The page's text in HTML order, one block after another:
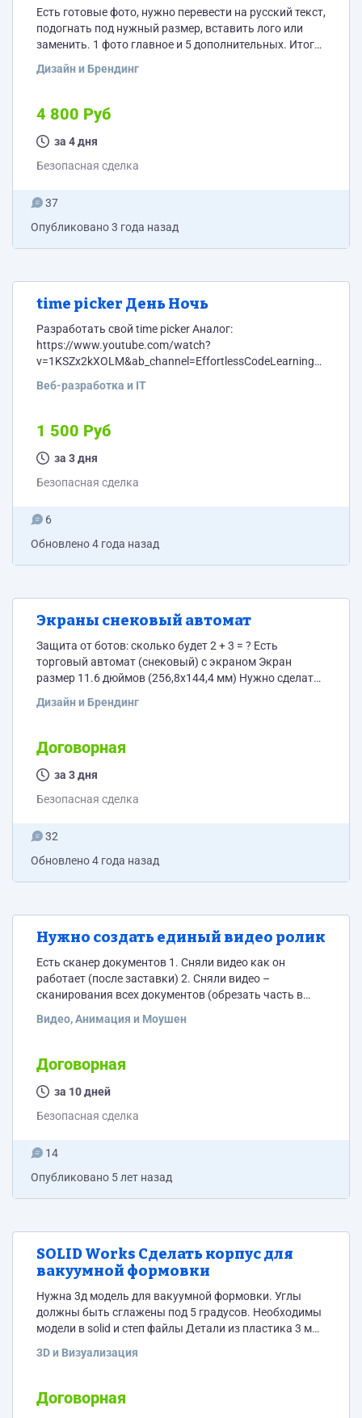
Есть готовые фото, нужно перевести на русский текст,
подогнать под нужный размер, вставить лого или
заменить. 1 фото главное и 5 дополнительных. Итого
придумывать дизайн не нужно, просто переделать
позицию = 4800 руб. Только безопасная сделка
Вопрос от спама. Сколько будет 2 + 2 = ?
Дизайн и Брендинг
4 800 Руб
за 4 дня
Безопасная сделка
37
Опубликовано3 года назад
time picker День Ночь
Разработать свой time picker Аналог:
https://www.youtube.com/watch?
v=1KSZx2kXOLM&ab_channel=EffortlessCodeLearning
Часовой формат: Указывается в свойстве
часовой формат с выбором AM и PM 24 часовой
формат - Анимация, при передвижении скролла
происходит плавное смещение анимации - Картинки
Картинки должны отличаться от аналога - Скролл
Веб-разработка и IT
1 500 Руб
за 3 дня
Безопасная сделка
6
Обновлено4 года назад
Экраны снековый автомат
Защита от ботов: сколько будет 2 + 3 = ? Есть
торговый автомат (снековый) с экраном Экран
размер 11.6 дюймов (256,8x144,4 мм) Нужно сделать
china.com/product/kecEvNAGCriw/China-New-Tcn-24-
Vending-Machine.html (Это единственное что нашел)
Состоит из 2х экранов: Вот некий каркас:
https://disk.yandex.ru/i/dy1Ku87lScik3A Нужен
примерные - сам) Можно просто в jpeg или в любом
Дизайн и Брендинг
Договорная
за 3 дня
Безопасная сделка
32
Обновлено4 года назад
Нужно создать единый видео ролик
Есть сканер документов 1. Сняли видео как он
работает (после заставки) 2. Сняли видео –
сканирования всех документов (обрезать часть в
Сняли видео ручного заполнения 2 и 3 надо
и справа). (показать на сколько быстро по времени
работает сканер и ускорить видео до 20 секунд...
Видео, Анимация и Моушен
Договорная
за 10 дней
Безопасная сделка
14
Опубликовано 5 лет назад
SOLID Works Сделать корпус для
вакуумной формовки
Нужна 3д модель для вакуумной формовки. Углы
должны быть сглажены под 5 градусов. Необходимы
модели в solid и степ файлы Детали из пластика 3 мм
корпуса https://yadi.sk/i/PH0KtKaUOFNv_g - Крышка
основным корпусом 168,75 мм по длине - 115 мм (от
левого края - https://yadi.sk/i/AogoC2Kk2u556Q)
3D и Визуализация
Договорная